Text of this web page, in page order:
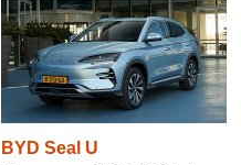
BYD Seal U